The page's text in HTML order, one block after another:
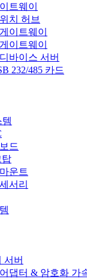
트웨이
치 허브
이트웨이
이트웨이
바이스 서버
232/485 카드
드
탑
운트
서리
서버
댑터 & 암호화 가